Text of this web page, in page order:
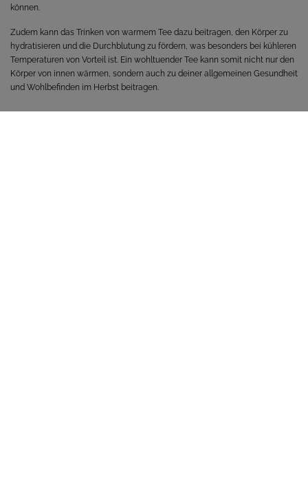
können.
Zudem kann das Trinken von warmem Tee dazu beitragen, den Körper zu
hydratisieren und die Durchblutung zu fördern, was besonders bei kühleren
Temperaturen von Vorteil ist. Ein wohltuender Tee kann somit nicht nur den
Körper von innen wärmen, sondern auch zu deiner allgemeinen Gesundheit
und Wohlbefinden im Herbst beitragen.